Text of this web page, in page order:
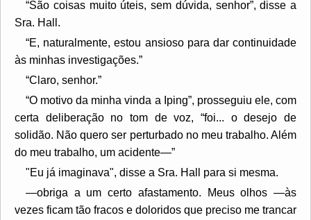
“São coisas muito úteis, sem dúvida, senhor”, disse a
Sra. Hall.
“E, naturalmente, estou ansioso para dar continuidade
às minhas investigações.”
“Claro, senhor.”
“O motivo da minha vinda a Iping”, prosseguiu ele, com
certa deliberação no tom de voz, “foi... o desejo de
solidão. Não quero ser perturbado no meu trabalho. Além
do meu trabalho, um acidente—”
"Eu já imaginava", disse a Sra. Hall para si mesma.
—obriga a um certo afastamento. Meus olhos —às
vezes ficam tão fracos e doloridos que preciso me trancar